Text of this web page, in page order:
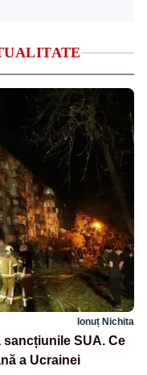
Ionuț Nichita
SUA. Ce
a Ucrainei